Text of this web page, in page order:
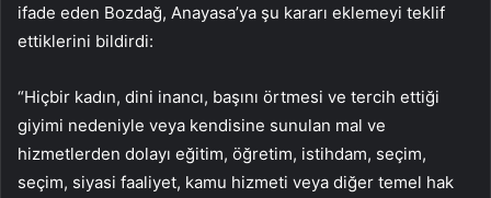
ifade eden Bozdağ, Anayasa’ya şu kararı eklemeyi teklif
ettiklerini bildirdi:
“Hiçbir kadın, dini inancı, başını örtmesi ve tercih ettiği
giyimi nedeniyle veya kendisine sunulan mal ve
hizmetlerden dolayı eğitim, öğretim, istihdam, seçim,
seçim, siyasi faaliyet, kamu hizmeti veya diğer temel hak